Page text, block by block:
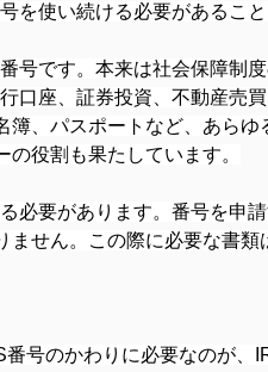
を使い続ける必要があること
号です。本来は社会保障制
口座、証券投資、不動産売
、パスポートなど、あらゆ
役割も果たしています。
必要があります。番号を申
せん。この際に必要な書類
号のかわりに必要なのが、